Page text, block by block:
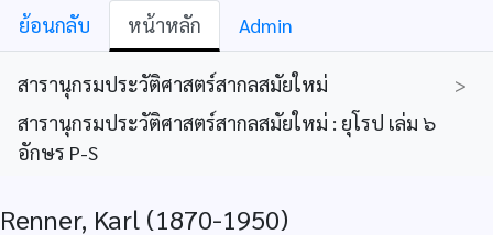
ย้อนกลับ หน้าหลัก Admin
สารานุกรมประวัติศาสตร์สากลสมัยใหม่
>
สารานุกรมประวัติศาสตร์สากลสมัยใหม่ : ยุโรป เล่ม ๖
อักษร P-S
Renner, Karl (1870-1950)